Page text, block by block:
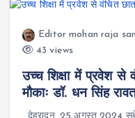
Editor mohan raja
43 views
उच्च शिक्षा में प्रवेश से
मौकाः डॉ. धन सिंह